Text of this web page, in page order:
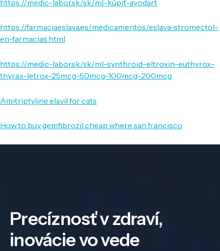
https://medic-labor.sk/sk/ml-kúpiť-avodart
https://farmaciaeslava.es/medicamentos/eslava-stromectol-
en-farmacias.html
https://medic-labor.sk/sk/ml-synthroid-eltroxin-euthyrox-
thyrax-letrox-25mcg-50mcg-100mcg-200mcg
Amitriptyline elavil for cats
How to buy gemfibrozil cheap where san francisco
Precíznosť v zdraví,
inovácie vo vede